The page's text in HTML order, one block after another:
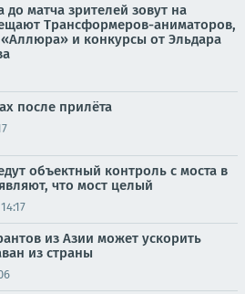
до матча зрителей зовут на
Трансформеров-аниматоров,
и конкурсы от Эльдара
после прилёта
объектный контроль с моста в
что мост целый
14:17
из Азии может ускорить
из страны